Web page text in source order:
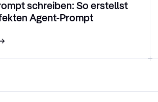
schreiben: So erstellst
Agent-Prompt